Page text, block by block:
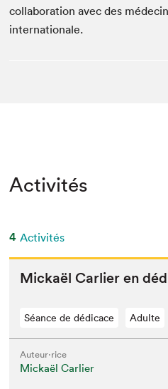
collaboration avec des
internationale.
Activités
4 Activités
Mick­aël Car­li­er en
Séance de dédicace Adulte
Auteur·rice
Mickaël Carlier